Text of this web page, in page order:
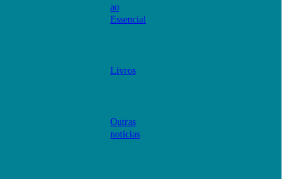
ao
Essencial
Livros
Outras
notícias